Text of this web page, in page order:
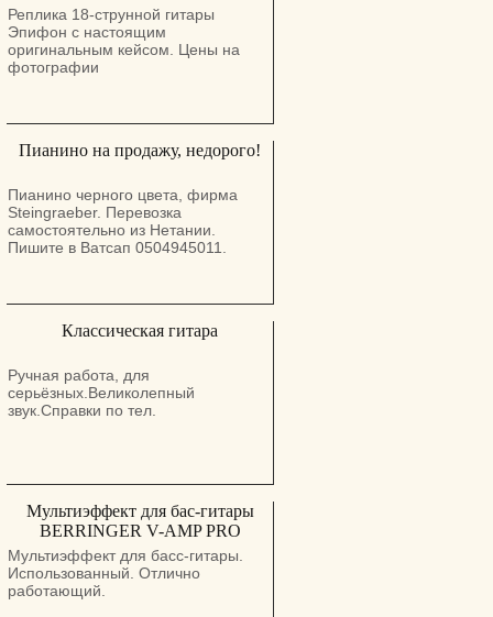
Реплика 18-струнной гитары
Эпифон с настоящим
оригинальным кейсом. Цены на
фотографии
Пианино на продажу, недорого!
Пианино черного цвета, фирма
Steingraeber. Перевозка
самостоятельно из Нетании.
Пишите в Ватсап 0504945011.
Классическая гитара
Ручная работа, для
серьёзных.Великолепный
звук.Справки по тел.
Мультиэффект для бас-гитары
BERRINGER V-AMP PRO
Мультиэффект для басс-гитары.
Использованный. Отлично
работающий.